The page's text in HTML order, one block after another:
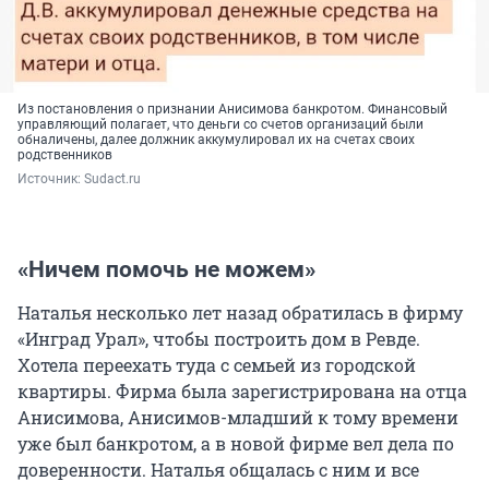
Из постановления о признании Анисимова банкротом. Финансовый
управляющий полагает, что деньги со счетов организаций были
обналичены, далее должник аккумулировал их на счетах своих
родственников
Источник: Sudact.ru
«Ничем помочь не можем»
Наталья несколько лет назад обратилась в фирму
«Инград Урал», чтобы построить дом в Ревде.
Хотела переехать туда с семьей из городской
квартиры. Фирма была зарегистрирована на отца
Анисимова, Анисимов-младший к тому времени
уже был банкротом, а в новой фирме вел дела по
доверенности. Наталья общалась с ним и все